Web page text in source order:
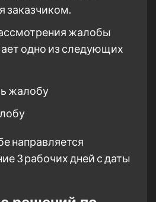
заказчиком.
жалобы
одно из следующих
жалобу
направляется
3 рабочих дней с даты